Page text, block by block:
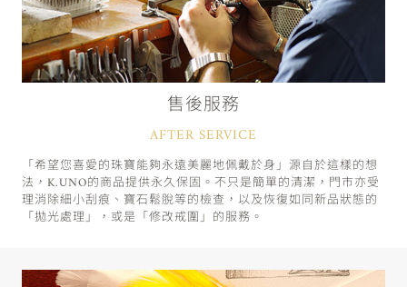
售後服務
AFTER SERVICE
「希望您喜愛的珠寶能夠永遠美麗地佩戴於身」源自於這樣的想
法，K.UNO的商品提供永久保固。不只是簡單的清潔，門市亦受
理消除細小刮痕、寶石鬆脫等的檢查，以及恢復如同新品狀態的
「拋光處理」，或是「修改戒圍」的服務。